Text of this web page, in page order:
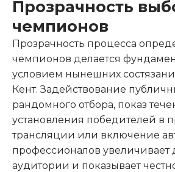
Прозрачность
чемпионов
Прозрачность процесса
чемпионов делается
условием нынешних
Кент. Задействование
рандомного отбора, показ
установления победителей в
трансляции или включение
профессионалов увеличивает
аудитории и показывает